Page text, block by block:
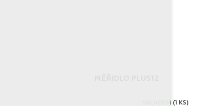
SKLADEM (1 KS)